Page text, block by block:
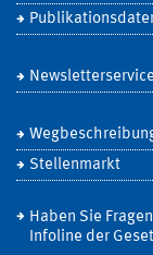
Newsletterservice
Stellenmarkt
Haben Sie
Infoline der